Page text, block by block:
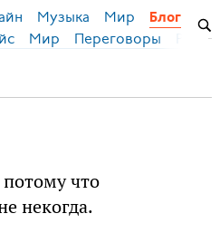
Музыка Мир Блог
Мир Переговоры
что
некогда.